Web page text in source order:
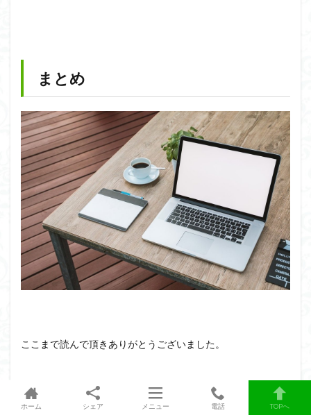
まとめ
ここまで読んで頂きありがとうございました。
本日のまとめは以下になります。
ホーム シェア メニュー 電話 TOPへ